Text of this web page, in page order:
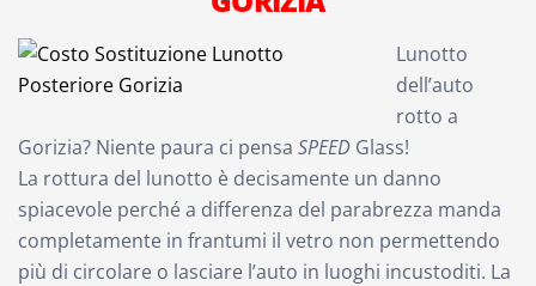
Lunotto
dell’auto
rotto a
Gorizia? Niente paura ci pensa SPEED Glass!
La rottura del lunotto è decisamente un danno
spiacevole perché a differenza del parabrezza manda
completamente in frantumi il vetro non permettendo
più di circolare o lasciare l’auto in luoghi incustoditi. La